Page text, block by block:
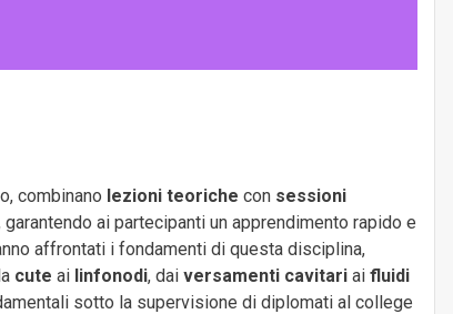
combinano lezioni teoriche con sessioni
ai partecipanti un apprendimento rapido e
affrontati i fondamenti di questa disciplina,
cute ai linfonodi, dai versamenti cavitari ai fluidi
sotto la supervisione di diplomati al college